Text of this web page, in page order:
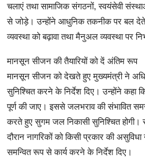
चलाएं तथा सामाजिक संगठनों, स्वयंसेवी
से जोड़े। उन्होंने आधुनिक तकनीक पर बल देते
व्यवस्था को बढ़ावा तथा मैनुअल व्यवस्था पर
मानसून सीजन की तैयारियों को दें अंतिम रूप
मानसून सीजन को देखते हुए मुख्यमंत्री ने
सुनिश्चित करने के निर्देश दिए। उन्होंने कहा
पूर्ण की जाए। इससे जलभराव की संभावित
करते हुए सुगम जल निकासी सुनिश्चित
दौरान नागरिकों को किसी प्रकार की
समन्वित रूप से कार्य करने के निर्देश दिए।